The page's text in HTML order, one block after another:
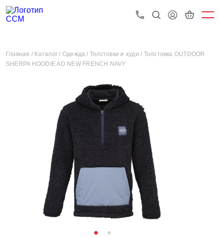
Главная / Каталог / Одежда / Толстовки и худи / Толстовка OUTDOOR
SHERPA HOODIE AD NEW FRENCH NAVY